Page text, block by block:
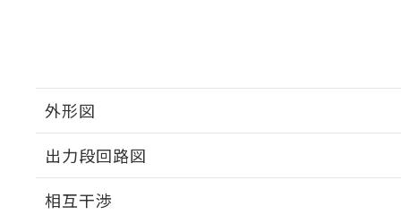
外形図
出力段回路図
相互干渉